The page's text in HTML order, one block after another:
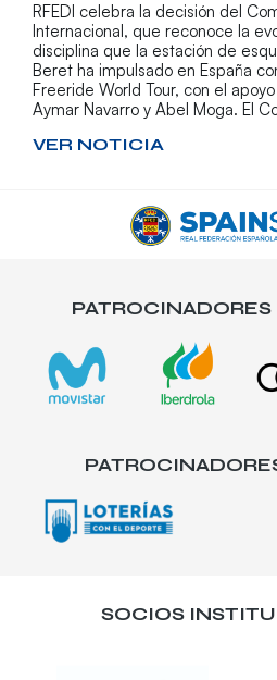
RFEDI celebra la decisión del
Internacional, que reconoce la
disciplina que la estación de
Beret ha impulsado en España
Freeride World Tour, con el
Aymar Navarro y Abel Moga. El
VER NOTICIA
SOCIOS